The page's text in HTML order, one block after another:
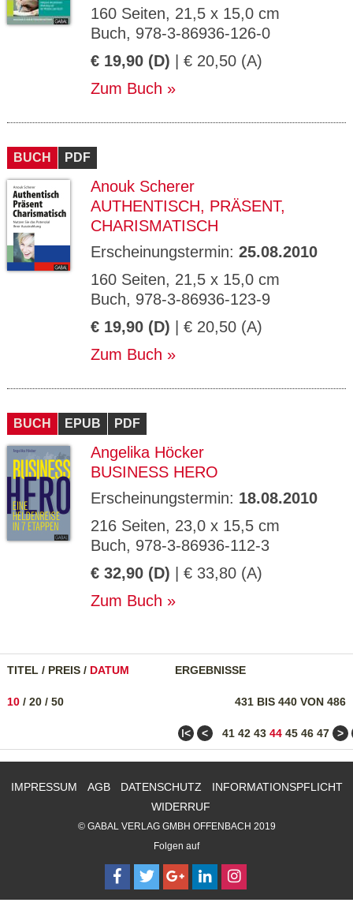
160 Seiten, 21,5 x 15,0 cm
Buch, 978-3-86936-126-0
€ 19,90 (D) | € 20,50 (A)
Zum Buch
BUCH PDF
Anouk Scherer
AUTHENTISCH, PRÄSENT,
CHARISMATISCH
Erscheinungstermin: 25.08.2010
160 Seiten, 21,5 x 15,0 cm
Buch, 978-3-86936-123-9
€ 19,90 (D) | € 20,50 (A)
Zum Buch
BUCH EPUB PDF
Angelika Höcker
BUSINESS HERO
Erscheinungstermin: 18.08.2010
216 Seiten, 23,0 x 15,5 cm
Buch, 978-3-86936-112-3
€ 32,90 (D) | € 33,80 (A)
Zum Buch
TITEL / PREIS / DATUM ERGEBNISSE
431 BIS 440 VON 486
10 / 20 / 50
ǀ< < 41 42 43 44 45 46 47 >
IMPRESSUM AGB DATENSCHUTZ
INFORMATIONSPFLICHT
WIDERRUF
© GABAL VERLAG GMBH OFFENBACH 2019
Folgen auf